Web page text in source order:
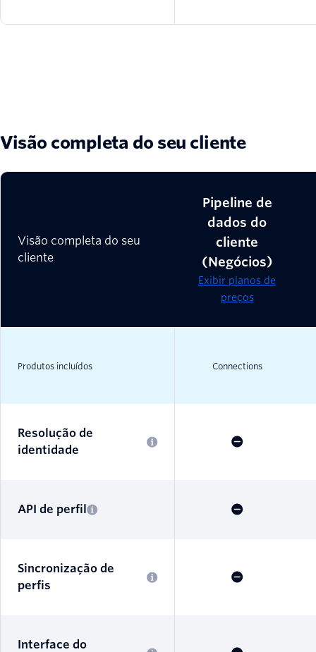
Visão completa do seu cliente
Visão completa do seu
cliente
Pipeline de
dados do
cliente
(Negócios)
Exibir planos de
preços
Produtos incluídos Connections
Resolução de
identidade
API de perfil
Sincronização de
perfis
Interface do